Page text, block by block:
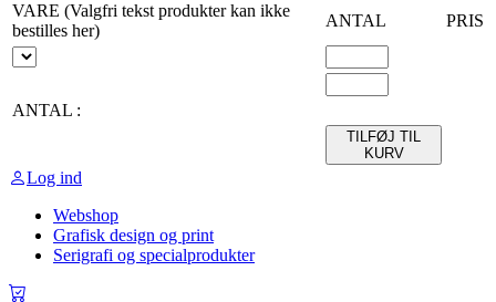
VARE (Valgfri tekst produkter kan ikke
bestilles her)
ANTAL PRIS
ANTAL :
TILFØJ TIL
KURV
Log ind
Webshop
Grafisk design og print
Serigrafi og specialprodukter